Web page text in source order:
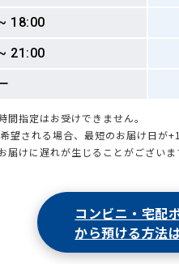
18:00
21:00
指定はお受けできません。
される場合、最短のお届け日が+1
けに遅れが生じることがございま
コンビニ・宅配
から預ける方法